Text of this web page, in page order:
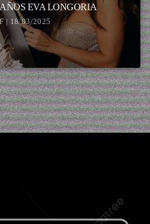
EVA LONGORIA
| 18/03/2025